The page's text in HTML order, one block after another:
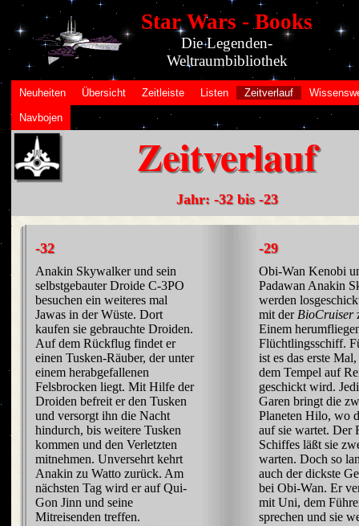
Star Wars - Books
Die Legenden-
Weltraumbibliothek
Neuheiten Übersicht Zeitleiste Listen Zeitverlauf
Navbojen
Zeitverlauf
Jahr: -32 bis -23
-32
Anakin Skywalker und sein
selbstgebauter Droide C-3PO
besuchen ein weiteres mal
Jawas in der Wüste. Dort
kaufen sie gebrauchte Droiden.
Auf dem Rückflug findet er
einen Tusken-Räuber, der unter
einem herabgefallenen
Felsbrocken liegt. Mit Hilfe der
Droiden befreit er den Tusken
und versorgt ihn die Nacht
hindurch, bis weitere Tusken
kommen und den Verletzten
mitnehmen. Unversehrt kehrt
Anakin zu Watto zurück. Am
nächsten Tag wird er auf Qui-
Gon Jinn und seine
Mitreisenden treffen.
-29
Obi-Wan Kenobi
Padawan Anakin
werden
mit der BioCruiser
Einem
Flüchtlingsschiff.
ist es das erste
dem Tempel auf
geschickt wird.
Garen bringt die
Planeten Hilo, wo
auf sie wartet. Der
Schiffes läßt sie
warten. Doch so
auch der dickste
bei Obi-Wan. Er
mit Uni, dem
sprechen und sie